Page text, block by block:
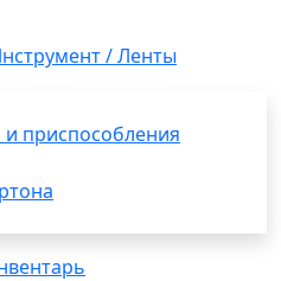
/ Ленты
приспособления